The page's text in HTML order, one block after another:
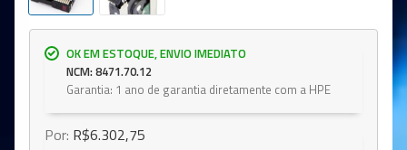
OK EM ESTOQUE, ENVIO IMEDIATO
NCM: 8471.70.12
Garantia: 1 ano de garantia diretamente com a HPE
Por: R$6.302,75